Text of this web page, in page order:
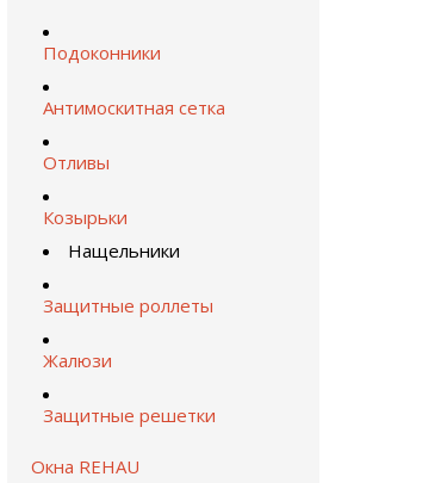
Подоконники
Антимоскитная сетка
Отливы
Козырьки
Нащельники
Защитные роллеты
Жалюзи
Защитные решетки
Окна REHAU